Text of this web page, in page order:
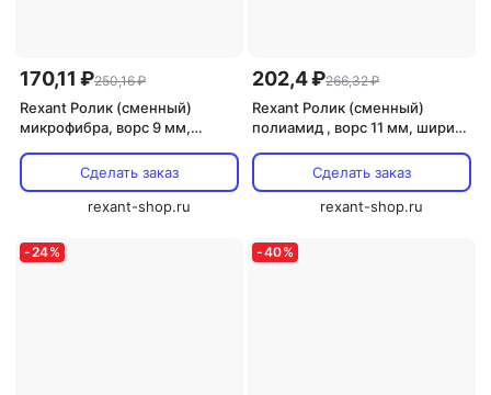
170,11 ₽250,16 ₽
Rexant Ролик (сменный)
микрофибра, ворс 9 мм,
мм,бюгель 6 мм, 89-0127 1 шт
Сделать заказ
rexant-shop.ru
202,4 ₽266,32 ₽
Rexant Ролик (сменный)
полиамид , ворс 11 мм, ширина
Сделать заказ
rexant-shop.ru
-24% -40%